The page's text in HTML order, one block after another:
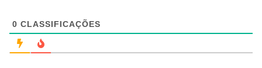
a
ó
0 CLASSIFICAÇÕES